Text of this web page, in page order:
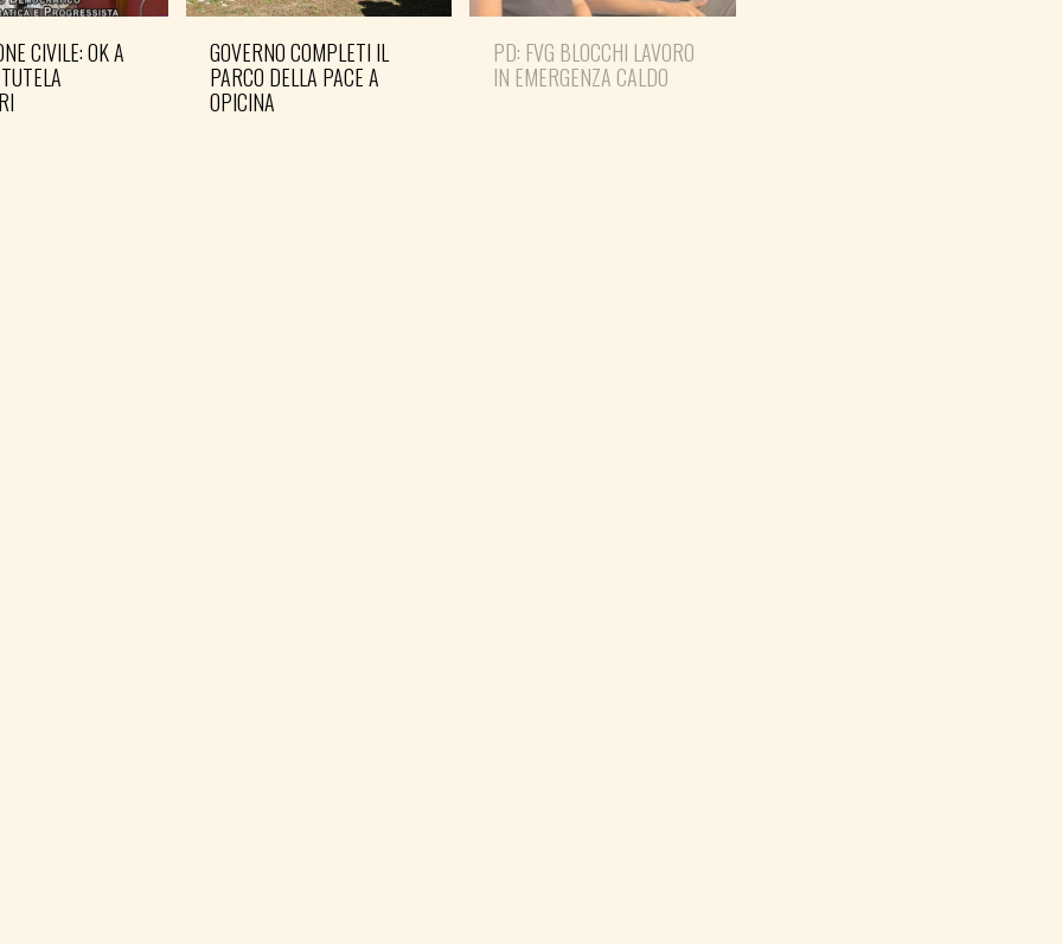
CIVILE: OK A
GOVERNO COMPLETI IL
PARCO DELLA PACE A
OPICINA
PD: FVG BLOCCHI LAVORO
IN EMERGENZA CALDO